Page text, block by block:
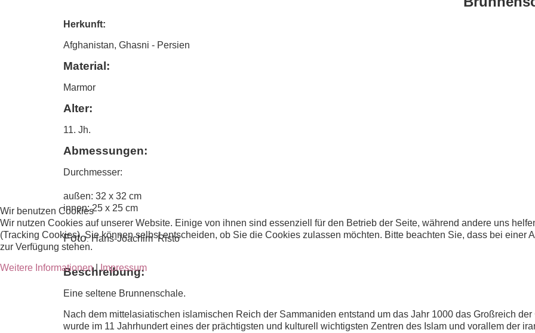
Herkunft:
Afghanistan, Ghasni - Persien
Material:
Marmor
Alter:
11. Jh.
Abmessungen:
Durchmesser:
außen: 32 x 32 cm
innen: 25 x 25 cm
Foto:Hans-Joachim Risto
Beschreibung:
Eine seltene Brunnenschale.
Nach dem mittelasiatischen islamischen Reich der Sammaniden entstand um das Jahr 1000 das Großreich
wurde im 11 Jahrhundert eines der prächtigsten und kulturell wichtigsten Zentren des Islam und vorallem der
Wir benutzen Cookies
Wir nutzen Cookies auf unserer Website. Einige von ihnen sind essenziell für den Betrieb der Seite, während andere uns
(Tracking Cookies). Sie können selbst entscheiden, ob Sie die Cookies zulassen möchten. Bitte beachten Sie, dass bei
zur Verfügung stehen.
Weitere Informationen|Impressum